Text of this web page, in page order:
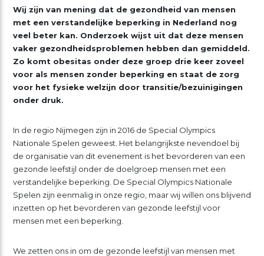
Wij zijn van mening dat de gezondheid van mensen
met een verstandelijke beperking in Nederland nog
veel beter kan. Onderzoek wijst uit dat deze mensen
vaker gezondheidsproblemen hebben dan gemiddeld.
Zo komt obesitas onder deze groep drie keer zoveel
voor als mensen zonder beperking en staat de zorg
voor het fysieke welzijn door transitie/bezuinigingen
onder druk.
In de regio Nijmegen zijn in 2016 de Special Olympics
Nationale Spelen geweest. Het belangrijkste nevendoel bij
de organisatie van dit evenement is het bevorderen van een
gezonde leefstijl onder de doelgroep mensen met een
verstandelijke beperking. De Special Olympics Nationale
Spelen zijn eenmalig in onze regio, maar wij willen ons blijvend
inzetten op het bevorderen van gezonde leefstijl voor
mensen met een beperking.
We zetten ons in om de gezonde leefstijl van mensen met